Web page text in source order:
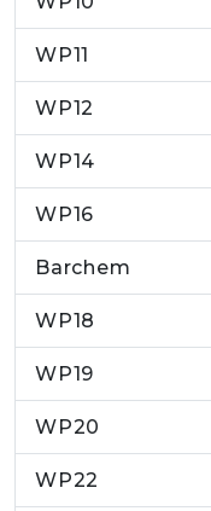
WP11
WP12
WP14
WP16
Barchem
WP18
WP19
WP20
WP22